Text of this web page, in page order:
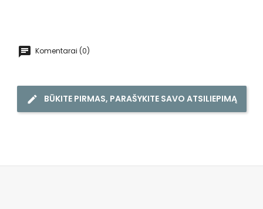
Komentarai (0)
BŪKITE PIRMAS, PARAŠYKITE SAVO ATSILIEPIMĄ